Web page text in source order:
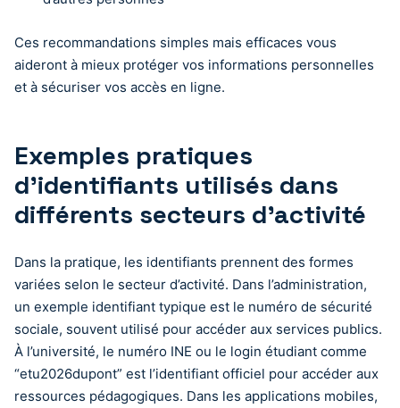
Ces recommandations simples mais efficaces vous
aideront à mieux protéger vos informations personnelles
et à sécuriser vos accès en ligne.
Exemples pratiques
d’identifiants utilisés dans
différents secteurs d’activité
Dans la pratique, les identifiants prennent des formes
variées selon le secteur d’activité. Dans l’administration,
un exemple identifiant typique est le numéro de sécurité
sociale, souvent utilisé pour accéder aux services publics.
À l’université, le numéro INE ou le login étudiant comme
“etu2026dupont” est l’identifiant officiel pour accéder aux
ressources pédagogiques. Dans les applications mobiles,